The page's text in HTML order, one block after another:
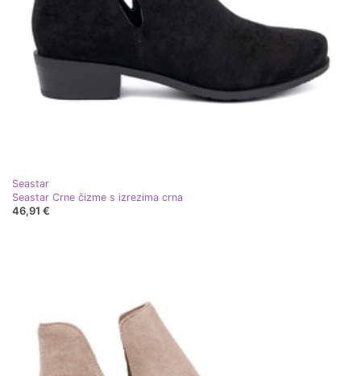
Seastar
Seastar Crne čizme s izrezima crna
46,91 €